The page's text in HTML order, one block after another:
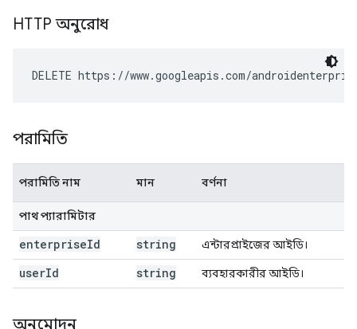
HTTP অনুরোধ
DELETE https://www.googleapis.com/
পরামিতি
পরামিতি নাম মান বর্ণনা
পাথ প্যারামিটার
enterpriseId string এন্টারপ্রাইজের আইডি।
userId string ব্যবহারকারীর আইডি।
অনুমোদন